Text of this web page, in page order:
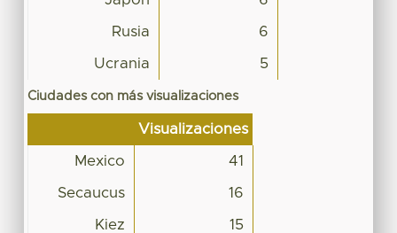
Rusia 6
Ucrania 5
Ciudades con más visualizaciones
Visualizaciones
Mexico 41
Secaucus 16
Kiez 15